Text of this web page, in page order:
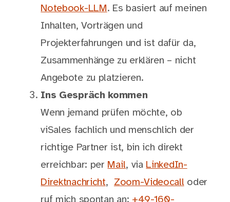
Notebook-LLM. Es basiert auf meinen
Inhalten, Vorträgen und
Projekterfahrungen und ist dafür da,
Zusammenhänge zu erklären – nicht
Angebote zu platzieren.
Ins Gespräch kommen
Wenn jemand prüfen möchte, ob
viSales fachlich und menschlich der
richtige Partner ist, bin ich direkt
erreichbar: per Mail, via LinkedIn-
Direktnachricht, Zoom-Videocall oder
ruf mich spontan an: +49-160-